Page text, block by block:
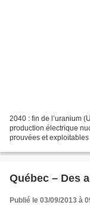
2040 : fin de l’uranium
production électrique
prouvées et
Québec – Des
Publié le 03/09/2013 à